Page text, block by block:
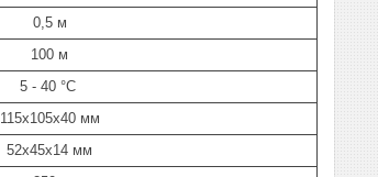
0,5 м
100 м
5 - 40 °С
115х105х40 мм
52х45х14 мм